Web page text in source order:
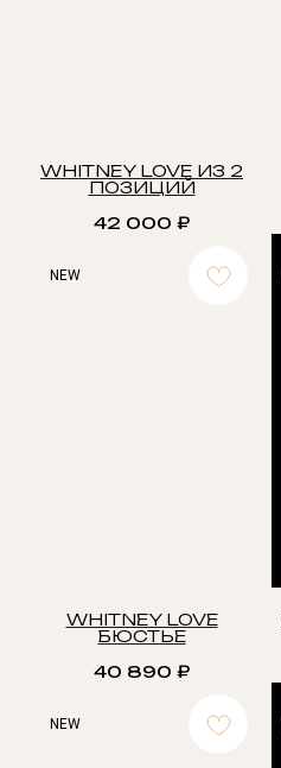
WHITNEY LOVE ИЗ 2
ПОЗИЦИЙ
42 000 ₽
NEW
WHITNEY LOVE
БЮСТЬЕ
40 890 ₽
NEW